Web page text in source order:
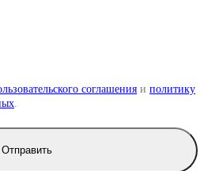
соглашения и политику
Отправить